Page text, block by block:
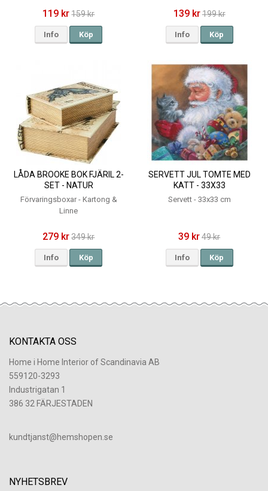
119 kr 159 kr
Info Köp
139 kr199 kr
Info Köp
LÅDA BROOKE BOK FJÄRIL 2-
SET - NATUR
Förvaringsboxar - Kartong &
Linne
279 kr 349 kr
Info Köp
SERVETT JUL TOMTE MED
KATT - 33X33
Servett - 33x33 cm
39 kr49 kr
Info Köp
KONTAKTA OSS
Home i Home Interior of Scandinavia AB
559120-3293
Industrigatan 1
386 32 FÄRJESTADEN
​kundtjanst@hemshopen.se
NYHETSBREV